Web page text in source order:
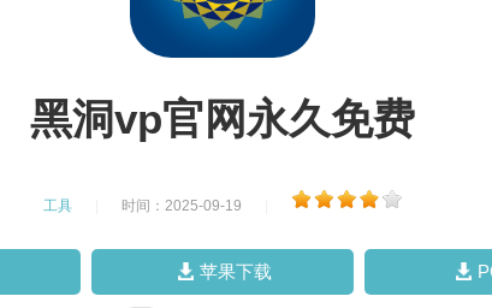
黑洞vp官网永久免费
工具 时间：2025-09-19
苹果下载